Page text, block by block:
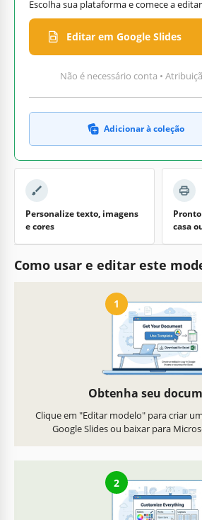
Escolha sua plataforma e comece a
Editar em Google Slides
Não é necessário conta •
Adicionar à coleção
Personalize texto, imagens
e cores
casa
Como usar e editar este
1
Obtenha seu
Clique em "Editar modelo" para criar
Google Slides ou baixar para
2